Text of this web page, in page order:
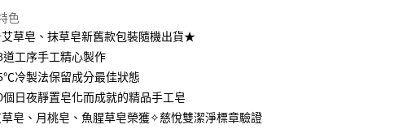
Pay
付
色
草皂、抹草皂新舊款包裝隨機出貨★
道工序手工精心製作
冷製法保留成分最佳狀態
個日夜靜置皂化而成就的精品手工皂
草皂、月桃皂、魚腥草皂榮獲✧慈悅雙潔淨標章驗證